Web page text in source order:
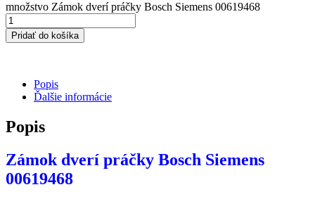
množstvo Zámok dverí práčky Bosch Siemens 00619468
Pridať do košíka
Popis
Ďalšie informácie
Popis
Zámok dverí práčky Bosch Siemens
00619468